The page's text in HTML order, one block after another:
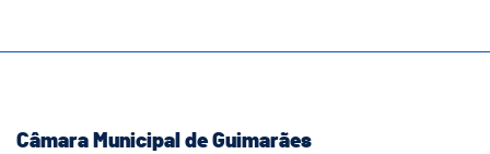
Câmara Municipal de Guimarães